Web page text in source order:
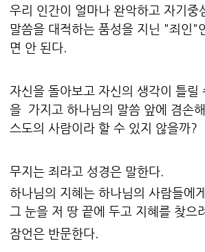
우리 인간이 얼마나 완악하고 자기중
말씀을 대적하는 품성을 지닌 "죄인"
면 안 된다.
자신을 돌아보고 자신의 생각이 틀릴
을 가지고 하나님의 말씀 앞에 겸손
스도의 사람이라 할 수 있지 않을까?
무지는 죄라고 성경은 말한다.
하나님의 지혜는 하나님의 사람들에
그 눈을 저 땅 끝에 두고 지혜를 찾으
잠언은 반문한다.